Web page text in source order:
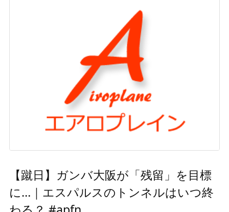
【蹴日】ガンバ大阪が「残留」を目標
に…｜エスパルスのトンネルはいつ終